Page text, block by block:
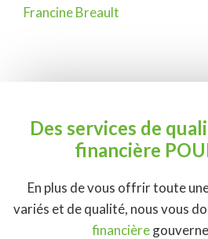
Navigation
Francine Breault
Des services de
financière
En plus de vous offrir toute
variés et de qualité, nous vous
financière